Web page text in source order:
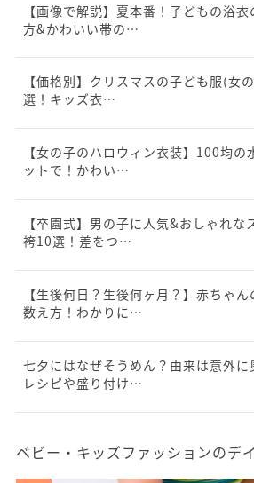
【画像で解説】夏本番！子どもの浴衣
方&かわいい帯の…
【価格別】クリスマスの子ども服(女
選！キッズ衣…
【女の子のハロウィン衣装】100均の
ットで！かわい…
【卒園式】男の子に人気&おしゃれな
袴10選！差をつ…
【生後何日？生後何ヶ月？】赤ちゃん
数え方！わかりに…
七夕にはなぜそうめん？由来は意外に
レシピや盛り付け…
ベビー・キッズファッションのデ